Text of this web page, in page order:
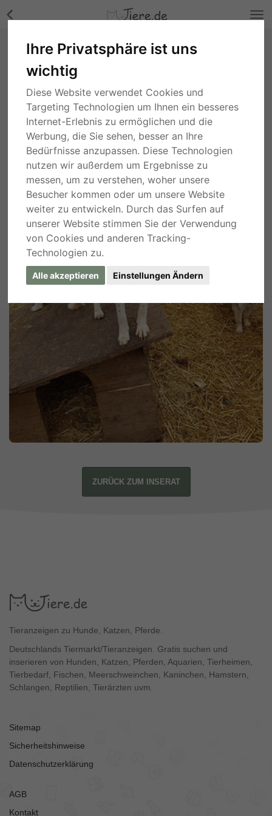
Ihre Privatsphäre ist uns
wichtig
Diese Website verwendet Cookies und
Targeting Technologien um Ihnen ein besseres
Internet-Erlebnis zu ermöglichen und die
Werbung, die Sie sehen, besser an Ihre
Bedürfnisse anzupassen. Diese Technologien
nutzen wir außerdem um Ergebnisse zu
messen, um zu verstehen, woher unsere
Besucher kommen oder um unsere Website
weiter zu entwickeln. Durch das Surfen auf
unserer Website stimmen Sie der Verwendung
von Cookies und anderen Tracking-
Technologien zu.
Alle akzeptieren Einstellungen Ändern
liebe, kastrierte Elvira geb.12.02.2022, sucht
tierliebes Heim, Mischling - Hündin Bilder
Rheinland-Pfalz, vor 3 Jahren
ZURÜCK ZUM INSERAT
Tieranzeigen zu Hunde, Katzen, Pferde.
Deutschlands Tiermarkt/Tieranzeigen. Gratis suchen und
inserieren von Hunden, Katzen, Pferden, Aquarien, Tierheimen,
Tierbedarf, Fischen, Meerschweinchen, Kaninchen, Hamstern,
Schlangen, Reptilien, Tierärzten uvm.
Sitemap
Sicherheitshinweise
Datenschutzerklärung
AGB
Kontakt